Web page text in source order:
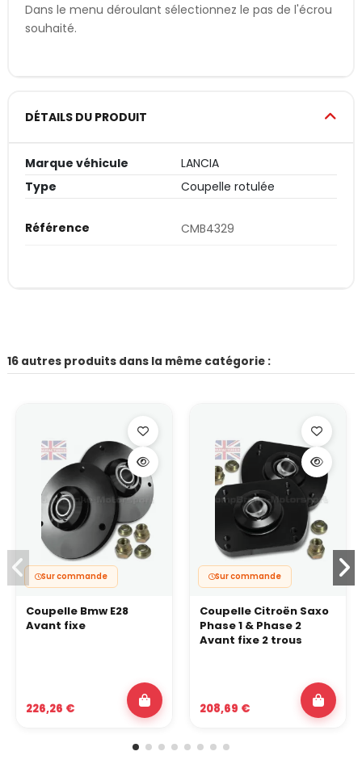
Dans le menu déroulant sélectionnez le pas de l'écrou
souhaité.
DÉTAILS DU PRODUIT
Marque véhicule
LANCIA
Type
Coupelle rotulée
Référence CMB4329
16 autres produits dans la même catégorie :
Sur commande
Coupelle Bmw E28
Avant fixe
226,26 €
Sur commande
Coupelle Citroën Saxo
Phase 1 & Phase 2
Avant fixe 2 trous
208,69 €